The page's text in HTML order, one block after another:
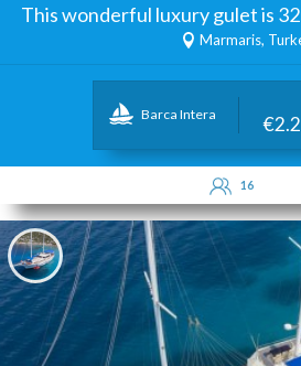
This wonderful luxury gulet is
Marmaris,
Barca Intera
16